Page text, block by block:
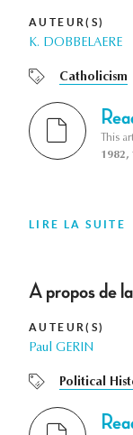
AUTEUR(S)
K. DOBBELAERE
Catholicism
This
1982,
LIRE LA SUITE
A propos de
AUTEUR(S)
Paul GERIN
Political